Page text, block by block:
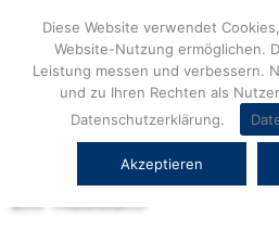
springen
Herstellerneutrale ERP
Diese Website verwendet
Website-Nutzung ermöglichen.
Leistung messen und verbessern.
und zu Ihren Rechten als
Datenschutzerklärung.
Akzeptieren